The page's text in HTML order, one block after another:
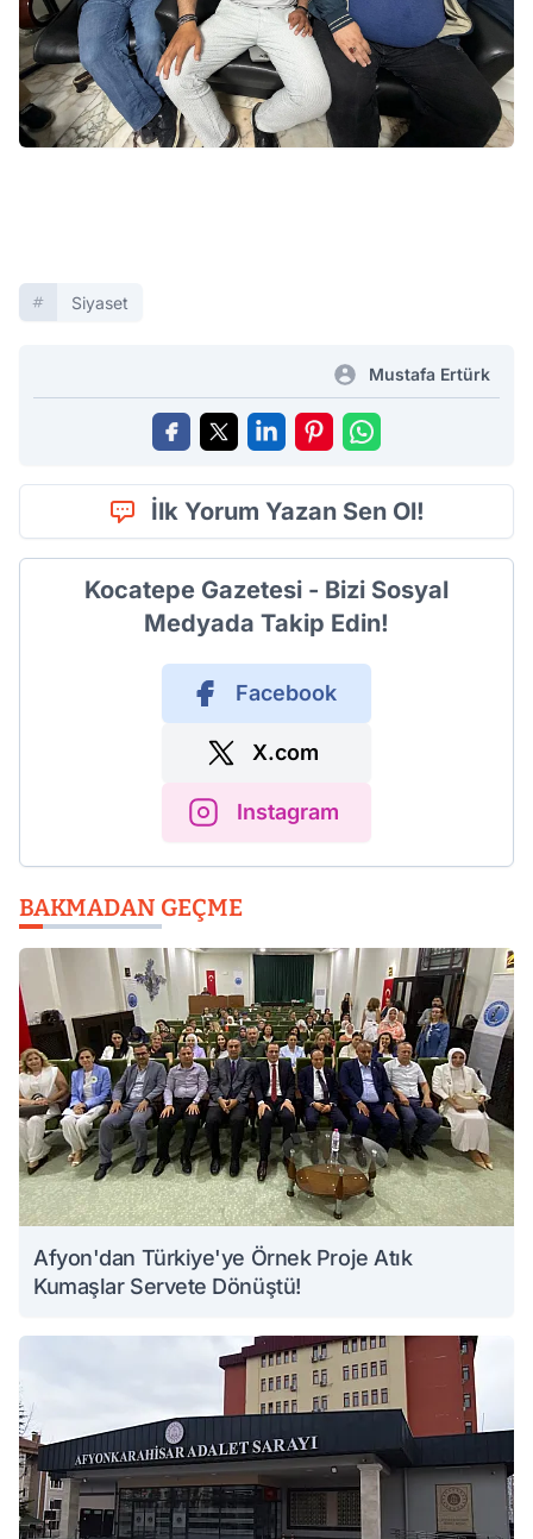
Siyaset
Mustafa Ertürk
İlk Yorum Yazan Sen Ol!
Kocatepe Gazetesi - Bizi Sosyal
Medyada Takip Edin!
Facebook
X.com
Instagram
BAKMADAN GEÇME
Afyon'dan Türkiye'ye Örnek Proje Atık
Kumaşlar Servete Dönüştü!